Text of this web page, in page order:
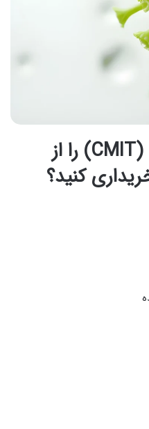
چرا باید ایزوتیازولین (CMIT) را از
کنید؟